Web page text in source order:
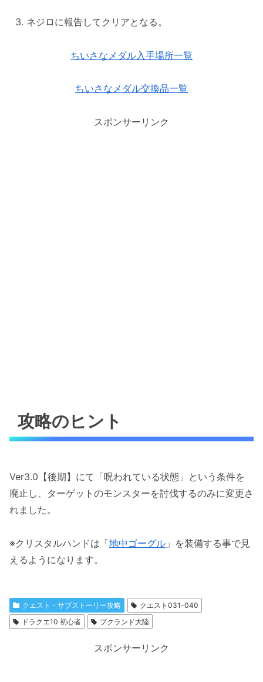
ネジロに報告してクリアとなる。
ちいさなメダル入手場所一覧
ちいさなメダル交換品一覧
スポンサーリンク
攻略のヒント
Ver3.0【後期】にて「呪われている状態」という条件を
廃止し、ターゲットのモンスターを討伐するのみに変更さ
れました。
※クリスタルハンドは「地中ゴーグル 」を装備する事で見
えるようになります。
クエスト・サブストーリー攻略
クエスト031-040
ドラクエ10 初心者
プクランド大陸
スポンサーリンク